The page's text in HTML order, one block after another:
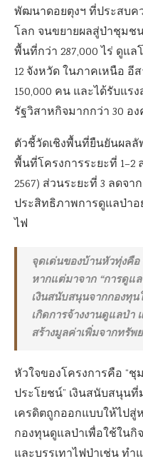
พัฒนาดอยตุงฯ ที่ประสบค
โลก จนขยายผลสู่ป่าชุมช
พื้นที่กว่า 287,000 ไร่ ดูแ
12 จังหวัด ในภาคเหนือ อี
150,000 คน และได้รับแ
รัฐวิสาหกิจมากกว่า 30 อ
ตัวชี้วัดเชิงพื้นที่ยืนยันผลลั
พื้นที่โครงการระยะที่ 1–2
2567) ส่วนระยะที่ 3 ลดจา
ประสิทธิภาพการดูแลป่า
ไฟ
จุดเด่นของบ้านหัวทุ่งคื
หากแต่มาจาก “การดูแ
เงินสนับสนุนจากกองทุน
เกิดการจ้างงานดูแลป่
สร้างมูลค่าเพิ่มจากทรัพ
หัวใจของโครงการคือ “
ประโยชน์” เงินสนับสนุน
เครดิตถูกออกแบบให้ไป
กองทุนดูแลป่าเพื่อใช้ใน
และบรรเทาไฟป่าเช่น ทำ